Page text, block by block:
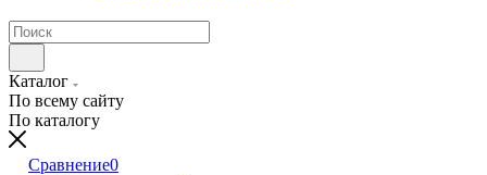
Каталог
По всему сайту
По каталогу
Сравнение0